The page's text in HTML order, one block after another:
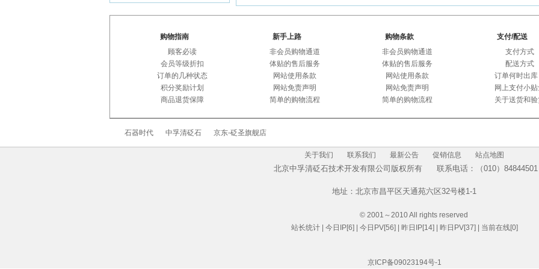
感谢张冬梅于2013-12-10完成
于 2013-08-10
￥235.0 的订单
李恩禄于2013-06-30完成
￥143.0的订单
成交易额为￥208.0的订单
感谢黄娟先生 于2013-04-17
完
购物指南
顾客必读
会员等级折扣
订单的几种状态
积分奖励计划
商品退货保障
新手上路
非会员购物通道
体贴的售后服务
网站使用条款
网站免责声明
简单的购物流程
购物条款
非会员购物通道
体贴的售后服务
网站使用条款
网站免责声明
简单的购物流程
支付/配送
支付方式
配送方式
订单何时出库
网上支付小贴
关于送货和验
石器时代 中孚清砭石 京东-砭圣旗舰店
关于我们 联系我们 最新公告 促销信息 站点地图
北京中孚清砭石技术开发有限公司版权所有 联系电话：（010）84844501
地址：北京市昌平区天通苑六区32号楼1-1
© 2001～2010 All rights reserved
站长统计| 今日IP[6] | 今日PV[56] | 昨日IP[14] | 昨日PV[37] | 当前在线[0]
京ICP备09023194号-1